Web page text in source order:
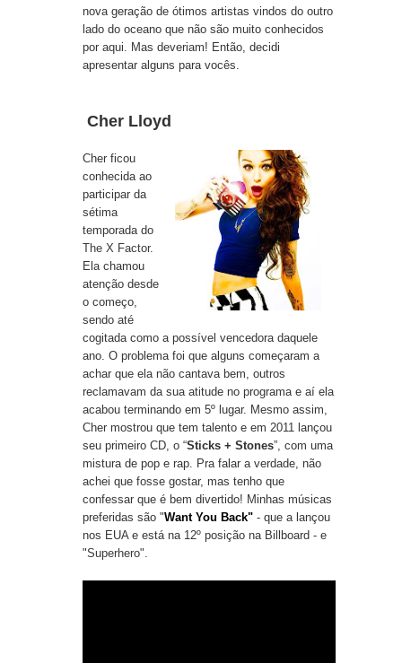
nova geração de ótimos artistas vindos do outro
lado do oceano que não são muito conhecidos
por aqui. Mas deveriam! Então, decidi
apresentar alguns para vocês.
Cher Lloyd
Cher ficou
conhecida ao
participar da
sétima
temporada do
The X Factor.
Ela chamou
atenção desde
o começo,
sendo até
cogitada como a possível vencedora daquele
ano. O problema foi que alguns começaram a
achar que ela não cantava bem, outros
reclamavam da sua atitude no programa e aí ela
acabou terminando em 5º lugar. Mesmo assim,
Cher mostrou que tem talento e em 2011 lançou
seu primeiro CD, o “Sticks + Stones”, com uma
mistura de pop e rap. Pra falar a verdade, não
achei que fosse gostar, mas tenho que
confessar que é bem divertido! Minhas músicas
preferidas são "Want You Back" - que a lançou
nos EUA e está na 12º posição na Billboard - e
"Superhero".